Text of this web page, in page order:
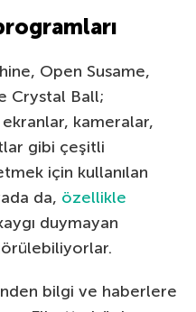
Open Susame,
Crystal Ball;
kameralar,
gibi çeşitli
için kullanılan
da, özellikle
duymayan
bilgi ve haberlere